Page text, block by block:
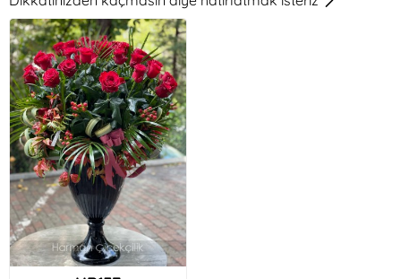
Çok beğendik. Teşekkür ederiz.
Nu**en Ca*****lu
Çiçek bitki denildiğinde sizler aklıma geliyorsunuz
🙏🏻🌸
N**e Oz***rk
Her sipariste aldigim memnuniyet ve iltifatlar
sonrasinda senelerdir vazgecemedigim Harman